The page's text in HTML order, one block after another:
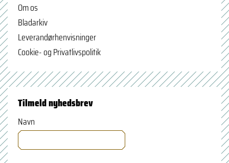
Om os
Bladarkiv
Leverandørhenvisninger
Cookie- og Privatlivspolitik
Tilmeld nyhedsbrev
Navn